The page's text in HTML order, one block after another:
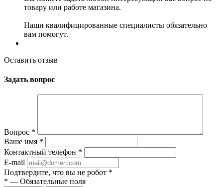
товару или работе магазина.
Наши квалифицированные специалисты обязательно
вам помогут.
Оставить отзыв
Задать вопрос
Вопрос *
Ваше имя *
Контактный телефон *
E-mail
Подтвердите, что вы не робот *
* — Обязательные поля